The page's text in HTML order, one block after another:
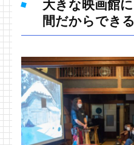
大きな映画館
間だからでき